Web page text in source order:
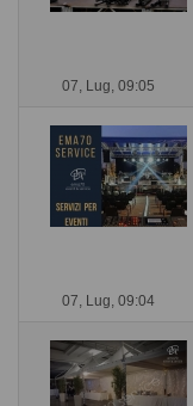
07, Lug, 09:05
07, Lug, 09:04